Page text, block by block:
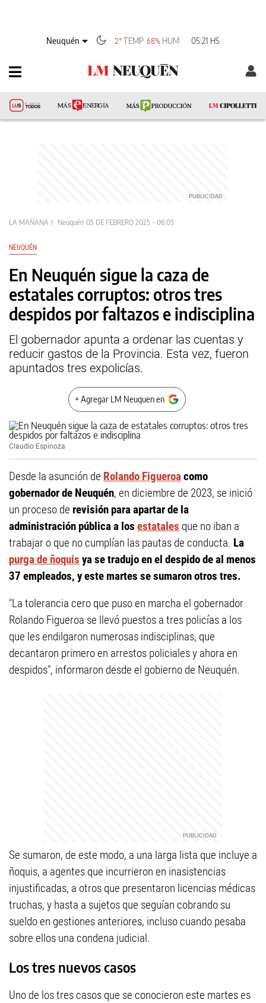
Neuquén 2°TEMP 68% HUM 05:21 HS
LA MAÑANA Neuquén 05 DE FEBRERO 2025 - 06:05
NEUQUÉN
En Neuquén sigue la caza de
estatales corruptos: otros tres
despidos por faltazos e indisciplina
El gobernador apunta a ordenar las cuentas y
reducir gastos de la Provincia. Esta vez, fueron
apuntados tres expolicías.
+ Agregar LM Neuquen en
Claudio Espinoza
Desde la asunción de Rolando Figueroacomo
gobernador de Neuquén, en diciembre de 2023, se inició
un proceso de revisión para apartar de la
administración pública a los estatales que no iban a
trabajar o que no cumplían las pautas de conducta. La
purga de ñoquis ya se tradujo en el despido de al menos
37 empleados, y este martes se sumaron otros tres.
"La tolerancia cero que puso en marcha el gobernador
Rolando Figueroa se llevó puestos a tres policías a los
que les endilgaron numerosas indisciplinas, que
decantaron primero en arrestos policiales y ahora en
despidos", informaron desde el gobierno de Neuquén.
Se sumaron, de este modo, a una larga lista que incluye a
ñoquis, a agentes que incurrieron en inasistencias
injustificadas, a otros que presentaron licencias médicas
truchas, y hasta a sujetos que seguían cobrando su
sueldo en gestiones anteriores, incluso cuando pesaba
sobre ellos una condena judicial.
Los tres nuevos casos
Uno de los tres casos que se conocieron este martes es